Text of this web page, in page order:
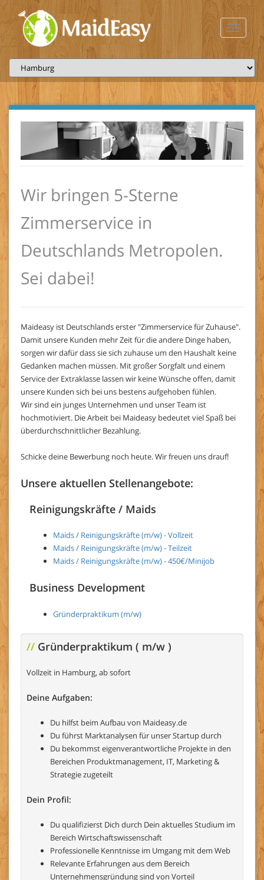
Toggle
Wir bringen 5-Sterne
Zimmerservice in
Deutschlands Metropolen.
Sei dabei!
Maideasy ist Deutschlands erster "Zimmerservice für Zuhause".
Damit unsere Kunden mehr Zeit für die andere Dinge haben,
sorgen wir dafür dass sie sich zuhause um den Haushalt keine
Gedanken machen müssen. Mit großer Sorgfalt und einem
Service der Extraklasse lassen wir keine Wünsche offen, damit
unsere Kunden sich bei uns bestens aufgehoben fühlen.
Wir sind ein junges Unternehmen und unser Team ist
hochmotiviert. Die Arbeit bei Maideasy bedeutet viel Spaß bei
überdurchschnittlicher Bezahlung.
Schicke deine Bewerbung noch heute. Wir freuen uns drauf!
Unsere aktuellen Stellenangebote:
Reinigungskräfte / Maids
Maids / Reinigungskräfte (m/w) - Vollzeit
Maids / Reinigungskräfte (m/w) - Teilzeit
Maids / Reinigungskräfte (m/w) - 450€/Minijob
Business Development
Gründerpraktikum (m/w)
// Gründerpraktikum ( m/w )
Vollzeit in Hamburg, ab sofort
Deine Aufgaben:
Du hilfst beim Aufbau von Maideasy.de
Du führst Marktanalysen für unser Startup durch
Du bekommst eigenverantwortliche Projekte in den
Bereichen Produktmanagement, IT, Marketing &
Strategie zugeteilt
Dein Profil:
Du qualifizierst Dich durch Dein aktuelles Studium im
Bereich Wirtschaftswissenschaft
Professionelle Kenntnisse im Umgang mit dem Web
Relevante Erfahrungen aus dem Bereich
Unternehmensgründung sind von Vorteil